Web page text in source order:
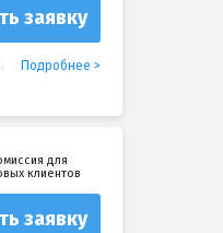
заявку
Подробнее
для
клиентов
заявку